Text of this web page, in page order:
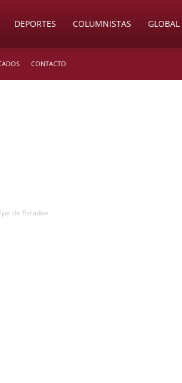
DEPORTES COLUMNISTAS GLOBAL
CONTACTO
de Estado»